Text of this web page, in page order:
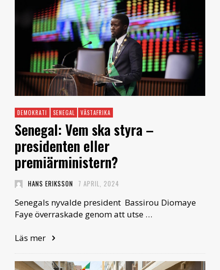
DEMOKRATI SENEGAL VÄSTAFRIKA
Senegal: Vem ska styra –
presidenten eller
premiärministern?
HANS ERIKSSON 7 APRIL, 2024
Senegals nyvalde president Bassirou Diomaye
Faye överraskade genom att utse …
Läs mer